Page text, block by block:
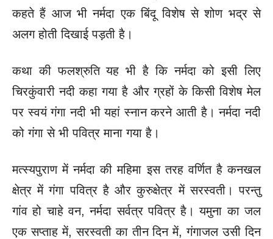
कहते हैं आज भी नर्मदा एक बिंदू विशेष से शोण भद्र से
अलग होती दिखाई पड़ती है।
कथा की फलश्रुति यह भी है कि नर्मदा को इसी लिए
चिरकुंवारी नदी कहा गया है और ग्रहों के किसी विशेष मेल
पर स्वयं गंगा नदी भी यहां स्नान करने आती है। नर्मदा नदी
को गंगा से भी पवित्र माना गया है।
मत्स्यपुराण में नर्मदा की महिमा इस तरह वर्णित है कनखल
क्षेत्र में गंगा पवित्र है और कुरुक्षेत्र में सरस्वती। परन्तु
गांव हो चाहे वन, नर्मदा सर्वत्र पवित्र है। यमुना का जल
एक सप्ताह में, सरस्वती का तीन दिन में, गंगाजल उसी दिन